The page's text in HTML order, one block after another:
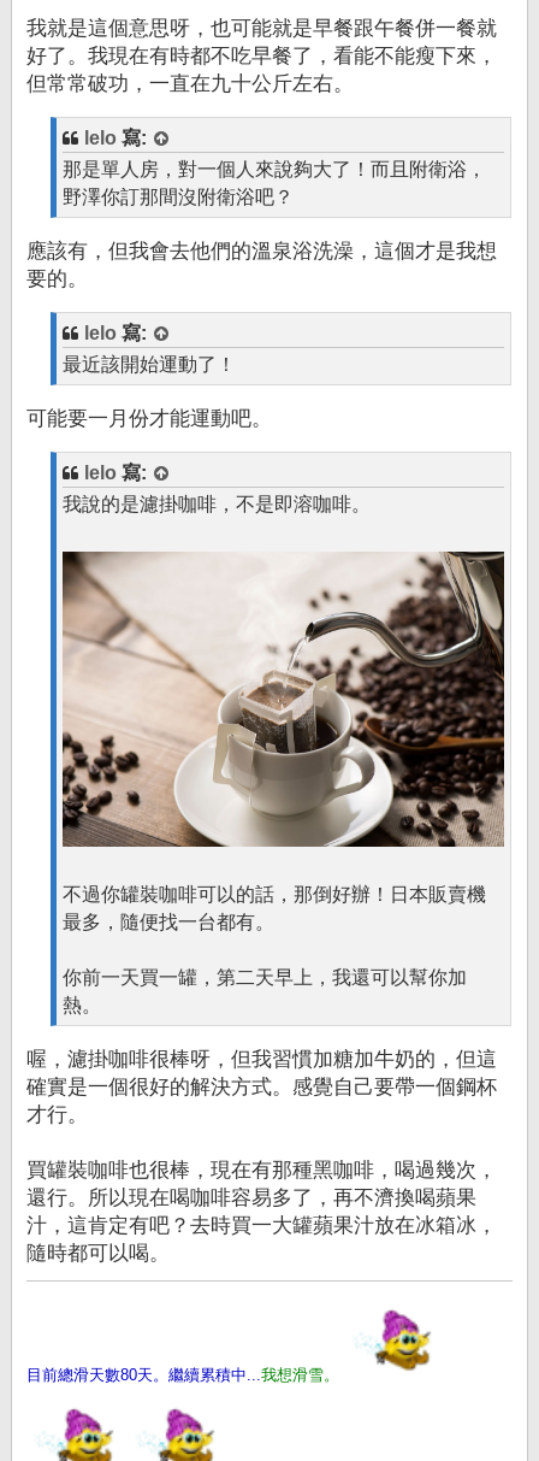
我就是這個意思呀，也可能就是早餐跟午餐併一餐就
好了。我現在有時都不吃早餐了，看能不能瘦下來，
但常常破功，一直在九十公斤左右。
lelo 寫:
那是單人房，對一個人來說夠大了！而且附衛浴，
野澤你訂那間沒附衛浴吧？
應該有，但我會去他們的溫泉浴洗澡，這個才是我想
要的。
lelo 寫:
最近該開始運動了！
可能要一月份才能運動吧。
lelo 寫:
我說的是濾掛咖啡，不是即溶咖啡。
不過你罐裝咖啡可以的話，那倒好辦！日本販賣機
最多，隨便找一台都有。
你前一天買一罐，第二天早上，我還可以幫你加
熱。
喔，濾掛咖啡很棒呀，但我習慣加糖加牛奶的，但這
確實是一個很好的解決方式。感覺自己要帶一個鋼杯
才行。
買罐裝咖啡也很棒，現在有那種黑咖啡，喝過幾次，
還行。所以現在喝咖啡容易多了，再不濟換喝蘋果
汁，這肯定有吧？去時買一大罐蘋果汁放在冰箱冰，
隨時都可以喝。
目前總滑天數80天。繼續累積中...我想滑雪。